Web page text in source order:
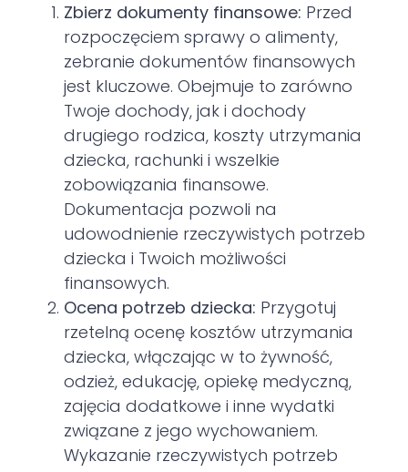
Zbierz dokumenty finansowe: Przed
rozpoczęciem sprawy o alimenty,
zebranie dokumentów finansowych
jest kluczowe. Obejmuje to zarówno
Twoje dochody, jak i dochody
drugiego rodzica, koszty utrzymania
dziecka, rachunki i wszelkie
zobowiązania finansowe.
Dokumentacja pozwoli na
udowodnienie rzeczywistych potrzeb
dziecka i Twoich możliwości
finansowych.
Ocena potrzeb dziecka: Przygotuj
rzetelną ocenę kosztów utrzymania
dziecka, włączając w to żywność,
odzież, edukację, opiekę medyczną,
zajęcia dodatkowe i inne wydatki
związane z jego wychowaniem.
Wykazanie rzeczywistych potrzeb